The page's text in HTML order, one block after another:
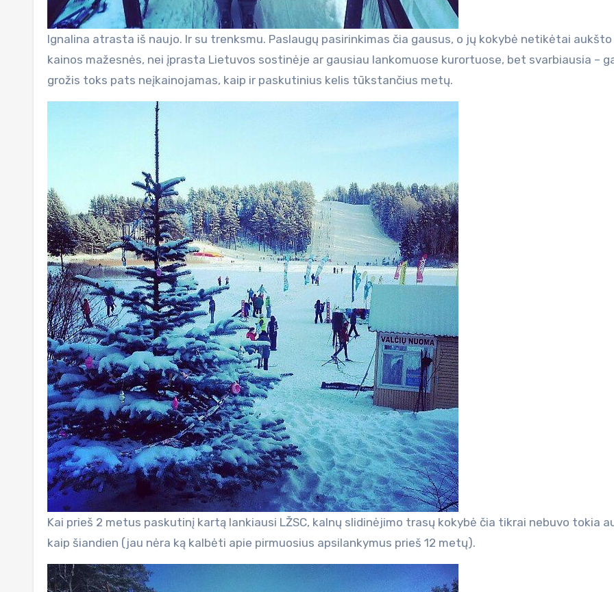
Ignalina atrasta iš naujo. Ir su trenksmu. Paslaugų pasirinkimas čia gausus, o jų kokybė netikėtai aukšto
kainos mažesnės, nei įprasta Lietuvos sostinėje ar gausiau lankomuose kurortuose, bet svarbiausia –
grožis toks pats neįkainojamas, kaip ir paskutinius kelis tūkstančius metų.
Kai prieš 2 metus paskutinį kartą lankiausi LŽSC, kalnų slidinėjimo trasų kokybė čia tikrai nebuvo tokia
kaip šiandien (jau nėra ką kalbėti apie pirmuosius apsilankymus prieš 12 metų).